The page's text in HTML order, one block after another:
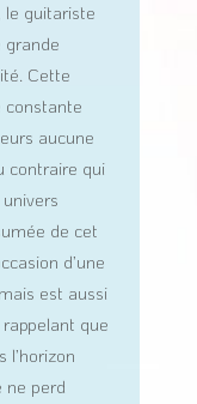
guitariste
grande
Cette
constante
aucune
contraire qui
de cet
d’une
est aussi
que
l’horizon
ne perd